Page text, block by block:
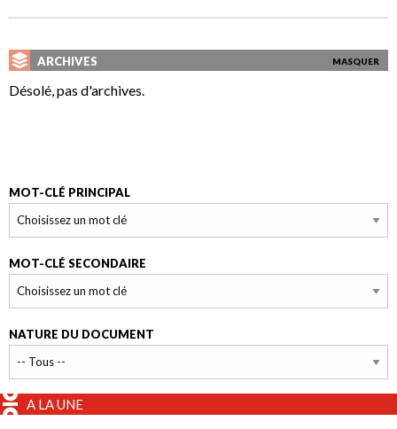
ARCHIVES MASQUER
Désolé, pas d'archives.
MOT-CLÉ PRINCIPAL
MOT-CLÉ SECONDAIRE
NATURE DU DOCUMENT
A LA UNE